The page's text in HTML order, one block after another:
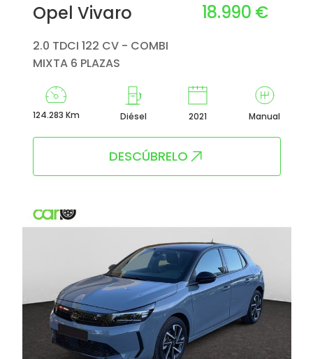
Opel Vivaro
2.0 TDCI 122 CV - COMBI
MIXTA 6 PLAZAS
18.990 €
124.283 Km Diésel 2021 Manual
DESCÚBRELO